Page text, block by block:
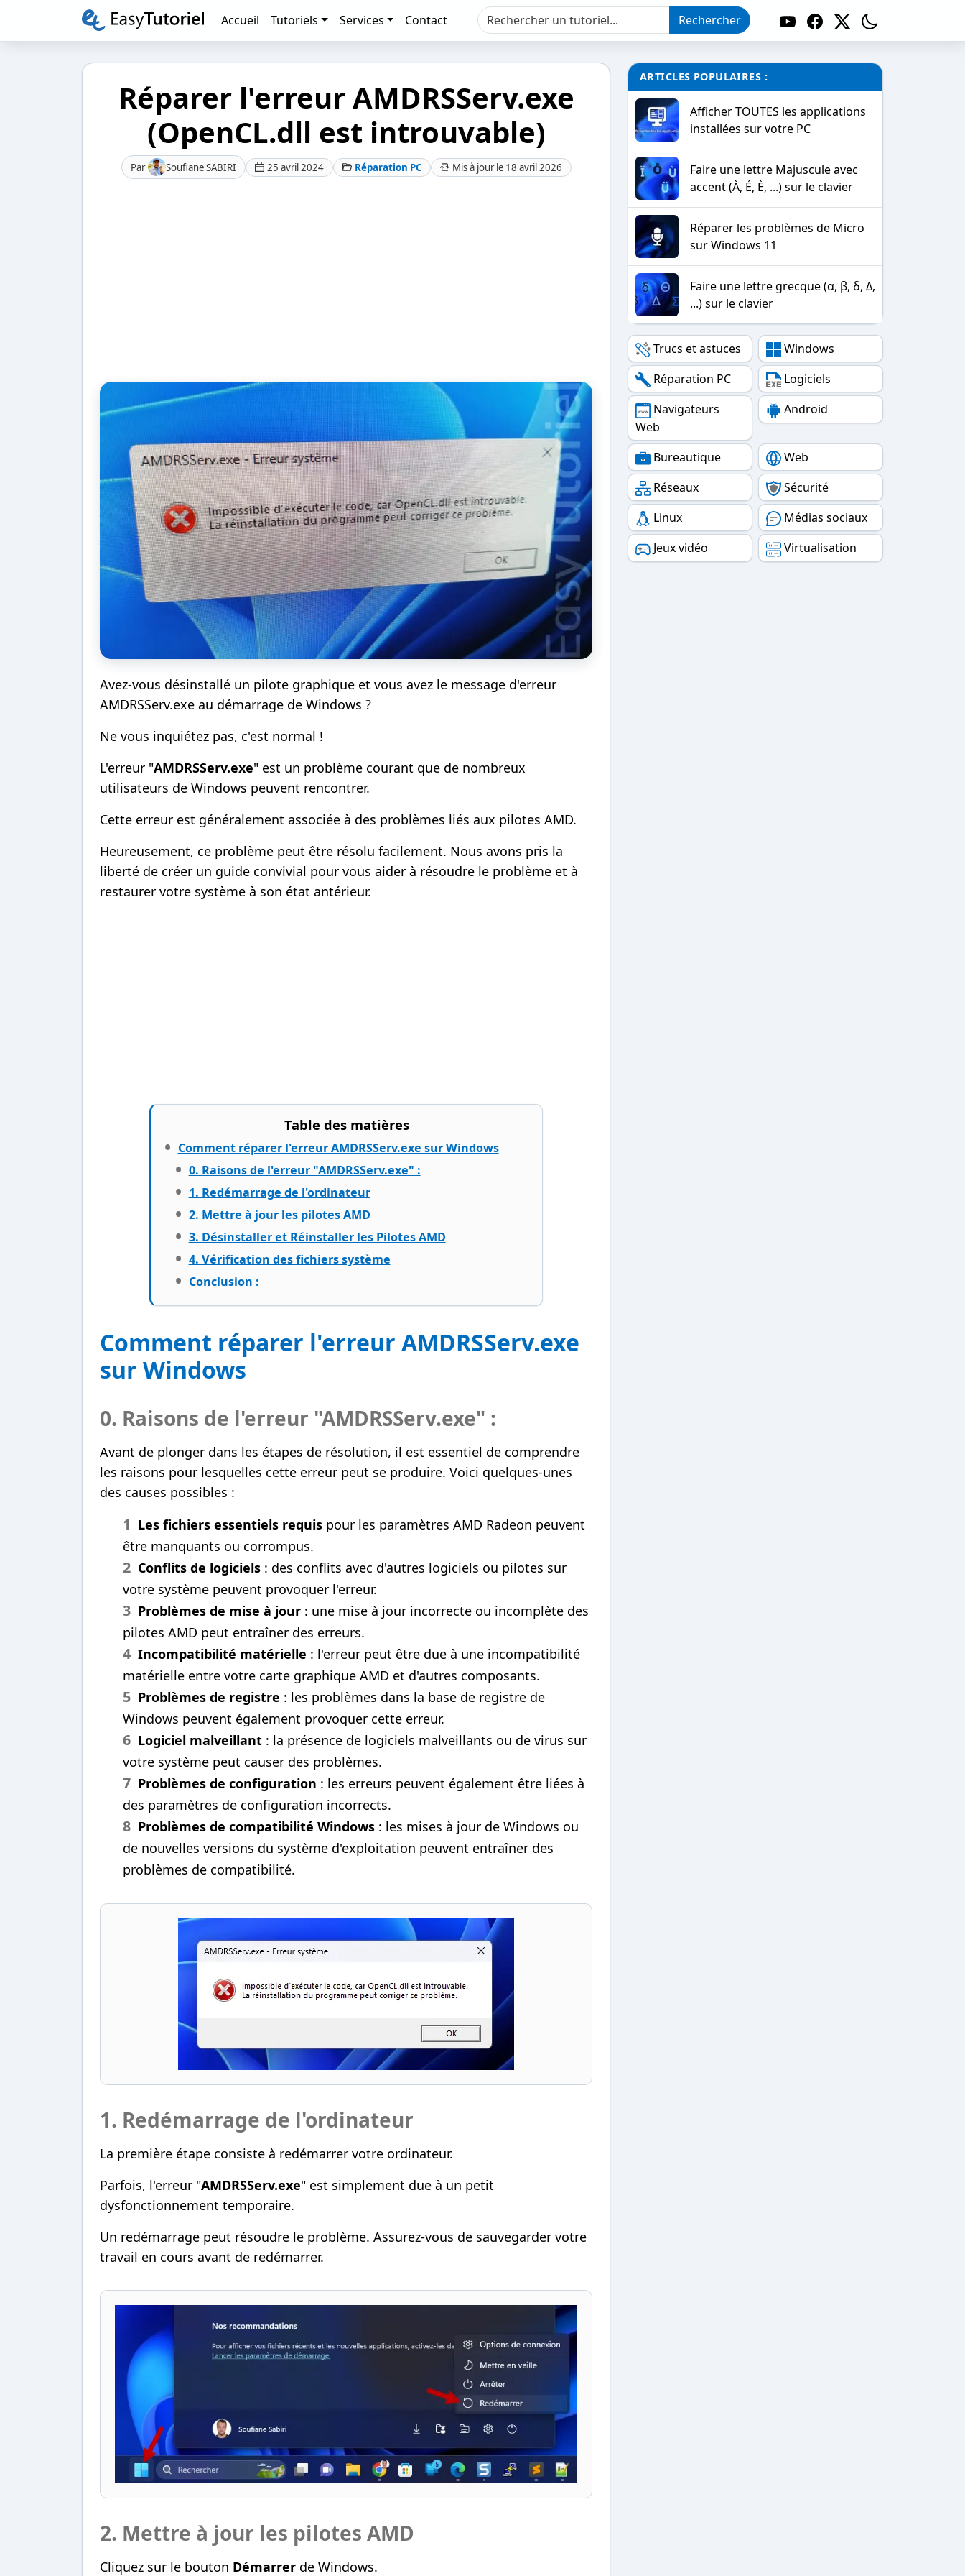
Accueil Tutoriels Services Contact Rechercher
Réparer l'erreur AMDRSServ.exe
(OpenCL.dll est introuvable)
Par Soufiane SABIRI 25 avril 2024 Réparation PC Mis à jour le 18 avril 2026
Avez-vous désinstallé un pilote graphique et vous avez le message d'erreur
AMDRSServ.exe au démarrage de Windows ?
Ne vous inquiétez pas, c'est normal !
L'erreur "AMDRSServ.exe" est un problème courant que de nombreux
utilisateurs de Windows peuvent rencontrer.
Cette erreur est généralement associée à des problèmes liés aux pilotes AMD.
Heureusement, ce problème peut être résolu facilement. Nous avons pris la
liberté de créer un guide convivial pour vous aider à résoudre le problème et à
restaurer votre système à son état antérieur.
Table des matières
Comment réparer l'erreur AMDRSServ.exe sur Windows
0. Raisons de l'erreur "AMDRSServ.exe" :
1. Redémarrage de l'ordinateur
2. Mettre à jour les pilotes AMD
3. Désinstaller et Réinstaller les Pilotes AMD
4. Vérification des fichiers système
Conclusion :
Comment réparer l'erreur AMDRSServ.exe
sur Windows
0. Raisons de l'erreur "AMDRSServ.exe" :
Avant de plonger dans les étapes de résolution, il est essentiel de comprendre
les raisons pour lesquelles cette erreur peut se produire. Voici quelques-unes
des causes possibles :
Les fichiers essentiels requis pour les paramètres AMD Radeon peuvent
être manquants ou corrompus.
Conflits de logiciels : des conflits avec d'autres logiciels ou pilotes sur
votre système peuvent provoquer l'erreur.
Problèmes de mise à jour : une mise à jour incorrecte ou incomplète des
pilotes AMD peut entraîner des erreurs.
Incompatibilité matérielle : l'erreur peut être due à une incompatibilité
matérielle entre votre carte graphique AMD et d'autres composants.
Problèmes de registre : les problèmes dans la base de registre de
Windows peuvent également provoquer cette erreur.
Logiciel malveillant : la présence de logiciels malveillants ou de virus sur
votre système peut causer des problèmes.
Problèmes de configuration : les erreurs peuvent également être liées à
des paramètres de configuration incorrects.
Problèmes de compatibilité Windows : les mises à jour de Windows ou
de nouvelles versions du système d'exploitation peuvent entraîner des
problèmes de compatibilité.
1. Redémarrage de l'ordinateur
La première étape consiste à redémarrer votre ordinateur.
Parfois, l'erreur "AMDRSServ.exe" est simplement due à un petit
dysfonctionnement temporaire.
Un redémarrage peut résoudre le problème. Assurez-vous de sauvegarder votre
travail en cours avant de redémarrer.
2. Mettre à jour les pilotes AMD
Cliquez sur le bouton Démarrer de Windows.
ARTICLES POPULAIRES :
Afficher TOUTES les applications
installées sur votre PC
Faire une lettre Majuscule avec
accent (À, É, È, ...) sur le clavier
Réparer les problèmes de Micro
sur Windows 11
Faire une lettre grecque (α, β, δ, Δ,
...) sur le clavier
Trucs et astuces
Windows
Réparation PC
Logiciels
Navigateurs
Web
Android
Bureautique
Web
Réseaux
Sécurité
Linux
Médias sociaux
Jeux vidéo
Virtualisation